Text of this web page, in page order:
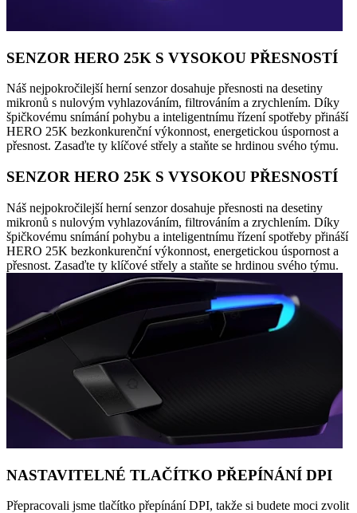
SENZOR HERO 25K S VYSOKOU PŘESNOSTÍ
Náš nejpokročilejší herní senzor dosahuje přesnosti na desetiny
mikronů s nulovým vyhlazováním, filtrováním a zrychlením. Díky
špičkovému snímání pohybu a inteligentnímu řízení spotřeby přináší
HERO 25K bezkonkurenční výkonnost, energetickou úspornost a
přesnost. Zasaďte ty klíčové střely a staňte se hrdinou svého týmu.
SENZOR HERO 25K S VYSOKOU PŘESNOSTÍ
Náš nejpokročilejší herní senzor dosahuje přesnosti na desetiny
mikronů s nulovým vyhlazováním, filtrováním a zrychlením. Díky
špičkovému snímání pohybu a inteligentnímu řízení spotřeby přináší
HERO 25K bezkonkurenční výkonnost, energetickou úspornost a
přesnost. Zasaďte ty klíčové střely a staňte se hrdinou svého týmu.
NASTAVITELNÉ TLAČÍTKO PŘEPÍNÁNÍ DPI
Přepracovali jsme tlačítko přepínání DPI, takže si budete moci zvolit